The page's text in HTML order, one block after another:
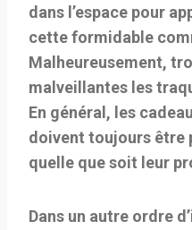
dans l’espace pour
cette formidable
Malheureusement,
malveillantes les
En général, les
doivent toujours être
quelle que soit leur
Dans un autre ordre